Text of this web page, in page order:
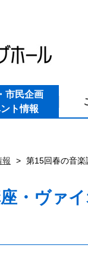
市民企画
ト情報
報 第15回春の音
・ヴァ